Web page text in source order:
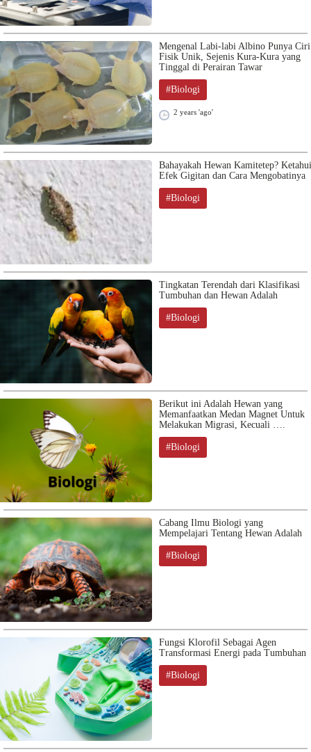
Mengenal Labi-labi Albino Punya Ciri
Fisik Unik, Sejenis Kura-Kura yang
Tinggal di Perairan Tawar
#Biologi
2 years 'ago'
Bahayakah Hewan Kamitetep? Ketahui
Efek Gigitan dan Cara Mengobatinya
#Biologi
Tingkatan Terendah dari Klasifikasi
Tumbuhan dan Hewan Adalah
#Biologi
Berikut ini Adalah Hewan yang
Memanfaatkan Medan Magnet Untuk
Melakukan Migrasi, Kecuali ….
#Biologi
Cabang Ilmu Biologi yang
Mempelajari Tentang Hewan Adalah
#Biologi
Fungsi Klorofil Sebagai Agen
Transformasi Energi pada Tumbuhan
#Biologi